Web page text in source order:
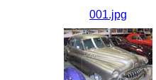
001.jpg